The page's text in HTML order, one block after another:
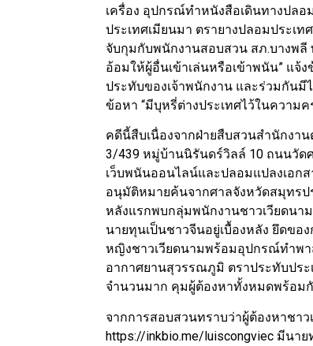
เครื่อง อุปกรณ์ทำหนังสือเดินทางปล
ประเทศเมียนมา ตรายางปลอมประเ
จับกุมกับพนักงานสอบสวน สภ.บางพลี
อ้อมให้ผู้อื่นเข้าเล่นหรือเข้าพนัน” แจ้
ประทับของเจ้าพนักงาน และร่วมกันมี
ข้อหา “มีบุหรี่ต่างประเทศไว้ในความ
คดีนี้สืบเนื่องจากฝ่ายสืบสวนสำนักงา
3/439 หมู่บ้านนิรันดร์วิลล์ 10 ถนนวัด
เว็บพนันออนไลน์และปลอมแปลงเอก
อนุมัติหมายค้นจากศาลจังหวัดสมุทรป
หลังแรกพบกลุ่มพนักงานชาวเวียดน
นายทุนเป็นชาวจีนอยู่เบื้องหลัง ยึดขอ
หญิงชาวเวียดนามพร้อมอุปกรณ์ทำพา
อากาศยานสุวรรณภูมิ ตราประทับปร
จำนวนมาก คุมผู้ต้องหาทั้งหมดพร้อม
จากการสอบสวนทราบว่าผู้ต้องหาชา
https://inkbio.me/luiscongviec มีน